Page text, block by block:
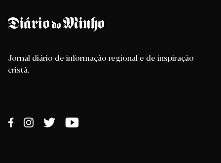
Jornal diário de informação regional e de inspiração
cristã.